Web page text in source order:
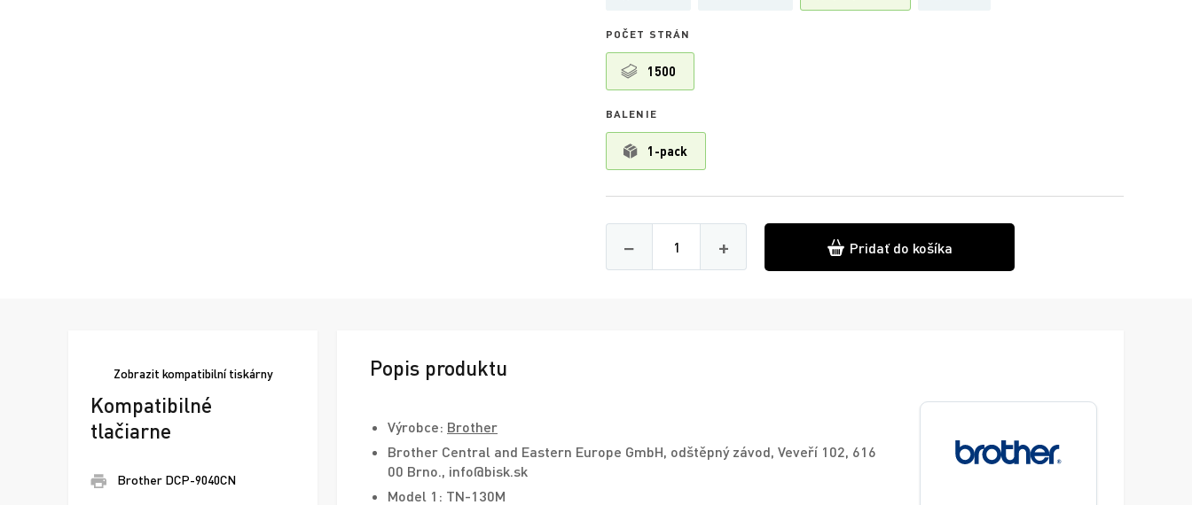
POČET STRÁN
1500
BALENIE
1-pack
−
Množství
+ Pridať do košíka
Zobrazit kompatibilní tiskárny
Kompatibilné
tlačiarne
Brother DCP-9040CN
Popis produktu
Výrobce: Brother
Brother Central and Eastern Europe GmbH, odštěpný závod, Veveří 102, 616
00 Brno., info@bisk.sk
Model 1: TN-130M